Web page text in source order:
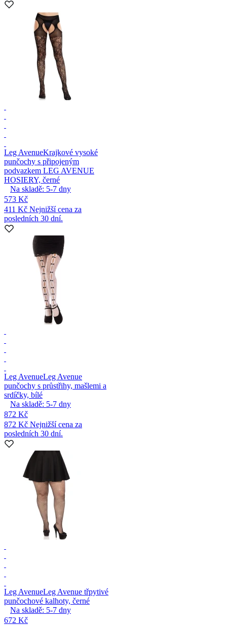
Leg AvenueKrajkové vysoké
punčochy s připojeným
podvazkem LEG AVENUE
HOSIERY, černé
Na skladě: 5-7 dny
573 Kč
411 Kč Nejnižší cena za
posledních 30 dní.
Leg AvenueLeg Avenue
punčochy s průstřihy, mašlemi a
srdíčky, bílé
Na skladě: 5-7 dny
872 Kč
872 Kč Nejnižší cena za
posledních 30 dní.
Leg AvenueLeg Avenue třpytivé
punčochové kalhoty, černé
Na skladě: 5-7 dny
672 Kč